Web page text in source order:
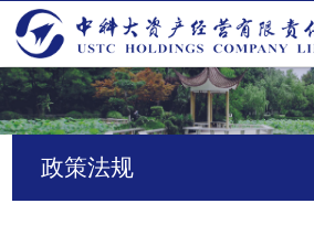
政策法规